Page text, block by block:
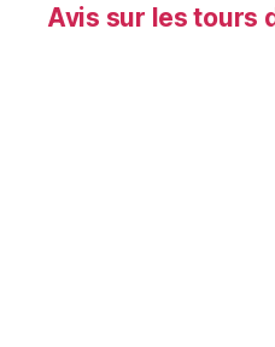
Avis sur les tours